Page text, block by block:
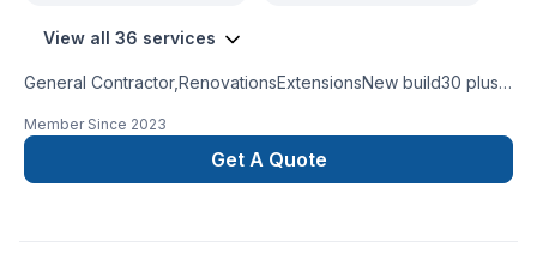
View all 36 services
General Contractor,RenovationsExtensionsNew build30 plus
remodeling basement remodel
Member Since 2023
Get A Quote